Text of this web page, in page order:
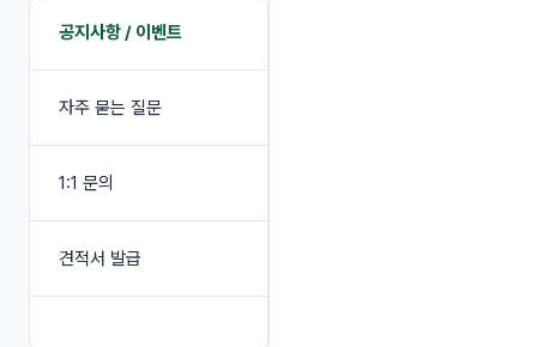
공지사항 / 이벤트
자주 묻는 질문
1:1 문의
견적서 발급